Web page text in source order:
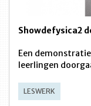
Showdefysica2
Een
leerlingen
LESWERK